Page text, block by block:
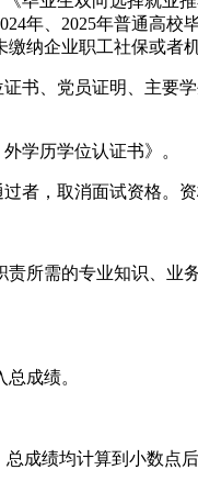
年、2025年普通高
纳企业职工社保或
书、党员证明、主
学历学位认证书》。
者，取消面试资格。
所需的专业知识、
成绩。
成绩均计算到小数